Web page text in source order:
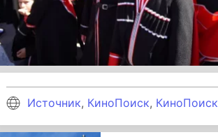
Источник, КиноПоиск, КиноПоиск